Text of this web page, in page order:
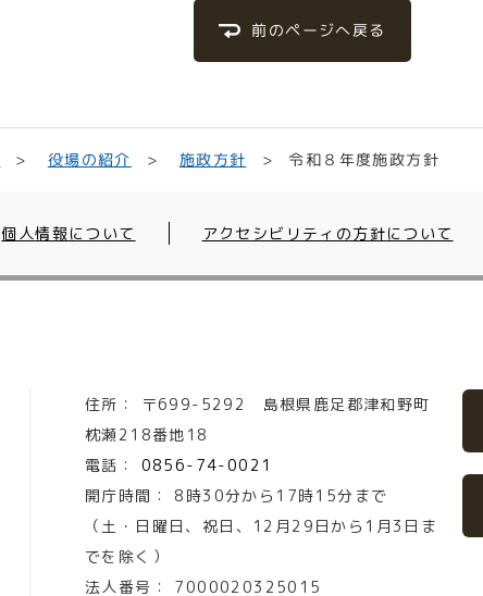
前のページへ戻る
役場の紹介 施政方針 令和８年度施政方針
個人情報について アクセシビリティの方針について
住所： 〒699-5292 島根県鹿足郡津和野町
枕瀬218番地18
電話：
0856-74-0021
開庁時間：
8時30分から17時15分まで
（土・日曜日、祝日、12月29日から1月3日ま
でを除く）
法人番号：
7000020325015